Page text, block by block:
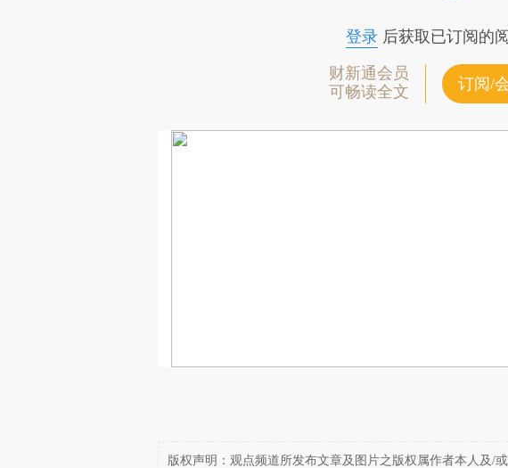
登录后获取已订阅的
财新通会员
可畅读全文
订阅/
版权声明：观点频道所发布文章及图片之版权属作者本人及/